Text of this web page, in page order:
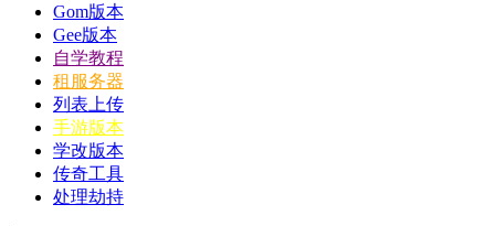
Gom版本
Gee版本
自学教程
租服务器
列表上传
手游版本
学改版本
传奇工具
处理劫持